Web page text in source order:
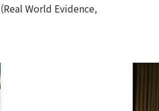
(Real World Evidence,